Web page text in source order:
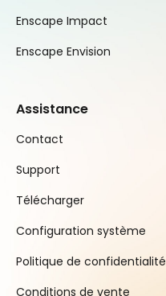
Enscape Impact
Enscape Envision
Assistance
Contact
Support
Télécharger
Configuration système
Politique de confidentialité
Conditions de vente